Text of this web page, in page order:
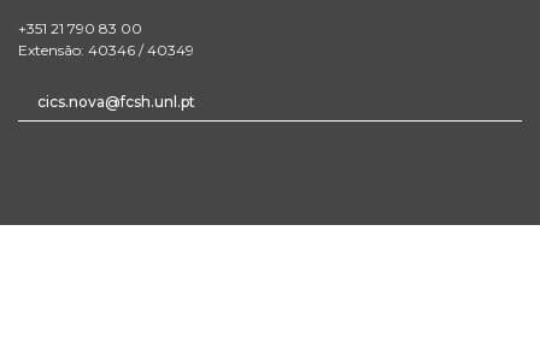
+351 21 790 83 00
Extensão: 40346 / 40349
cics.nova@fcsh.unl.pt